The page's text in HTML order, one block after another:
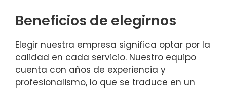
Beneficios de elegirnos
Elegir nuestra empresa significa optar por la
calidad en cada servicio. Nuestro equipo
cuenta con años de experiencia y
profesionalismo, lo que se traduce en un